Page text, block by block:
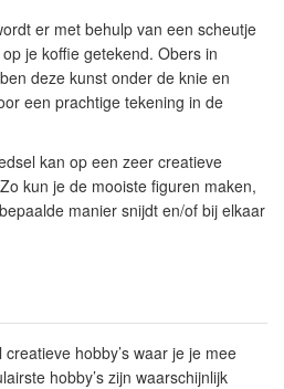
er met behulp van een scheutje
je koffie getekend. Obers in
deze kunst onder de knie en
een prachtige tekening in de
kan op een zeer creatieve
kun je de mooiste figuren maken,
manier snijdt en/of bij elkaar
hobby’s waar je je mee
hobby’s zijn waarschijnlijk